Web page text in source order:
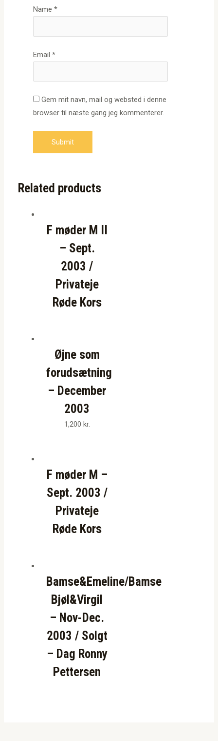
Name*
Email*
Gem mit navn, mail og websted i denne
browser til næste gang jeg kommenterer.
Related products
F møder M II
– Sept.
2003 /
Privateje
Røde Kors
Øjne som
forudsætning
– December
2003
1,200 kr.
F møder M –
Sept. 2003 /
Privateje
Røde Kors
Bamse&Emeline/Bamse
Bjøl&Virgil
– Nov-Dec.
2003 / Solgt
– Dag Ronny
Pettersen